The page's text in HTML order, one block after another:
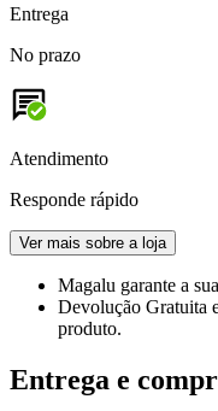
Entrega
No prazo
Atendimento
Responde rápido
Ver mais sobre a loja
Magalu garante a
Devolução Gratuita
produto.
Entrega e